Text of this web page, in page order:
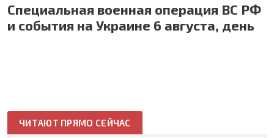
Специальная военная операция ВС РФ
и события на Украине 6 августа, день
ЧИТАЮТ ПРЯМО СЕЙЧАС